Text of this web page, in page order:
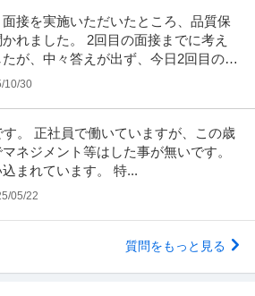
接を実施いただいたところ、品質保
れました。 2回目の面接までに考え
が、中々答えが出ず、今日2回目の面
10/30
。 正社員で働いていますが、この歳
ネジメント等はした事が無いです。
まれています。 特...
05/22
質問をもっと見る